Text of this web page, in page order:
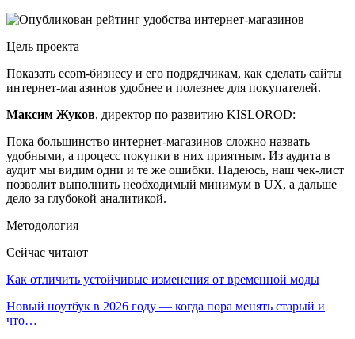
Цель проекта
Показать ecom-бизнесу и его подрядчикам, как сделать сайты
интернет-магазинов удобнее и полезнее для покупателей.
Максим Жуков, директор по развитию KISLOROD:
Пока большинство интернет-магазинов сложно назвать
удобными, а процесс покупки в них приятным. Из аудита в
аудит мы видим одни и те же ошибки. Надеюсь, наш чек-лист
позволит выполнить необходимый минимум в UX, а дальше
дело за глубокой аналитикой.
Методология
Сейчас читают
Как отличить устойчивые изменения от временной моды
Новый ноутбук в 2026 году — когда пора менять старый и
что…